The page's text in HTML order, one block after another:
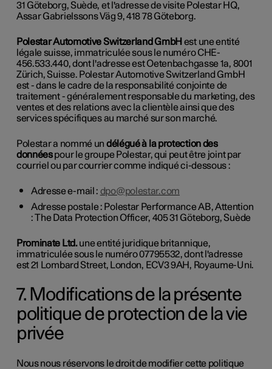
31 Göteborg, Suède, et l'adresse de visite Polestar HQ,
Assar Gabrielssons Väg 9, 418 78 Göteborg.
Polestar Automotive Switzerland GmbH est une entité
légale suisse, immatriculée sous le numéro CHE-
456.533.440, dont l'adresse est Oetenbachgasse 1a, 8001
Zürich, Suisse. Polestar Automotive Switzerland GmbH
est - dans le cadre de la responsabilité conjointe de
traitement - généralement responsable du marketing, des
ventes et des relations avec la clientèle ainsi que des
services spécifiques au marché sur son marché.
Polestar a nommé un délégué à la protection des
donnéespour le groupe Polestar, qui peut être joint par
courriel ou par courrier comme indiqué ci-dessous :
Adresse e-mail : dpo@polestar.com
Adresse postale : Polestar Performance AB, Attention
: The Data Protection Officer, 405 31 Göteborg, Suède
Prominate Ltd.une entité juridique britannique,
immatriculée sous le numéro 07795532, dont l'adresse
est 21 Lombard Street, London, ECV3 9AH, Royaume-Uni.
7. Modifications de la présente
politique de protection de la vie
privée
Nous nous réservons le droit de modifier cette politique